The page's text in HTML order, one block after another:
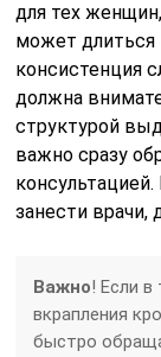
для тех
может длиться
консистенция
должна
структурой
важно сразу
занести врачи,
Важно! Если
вкрапления
быстро